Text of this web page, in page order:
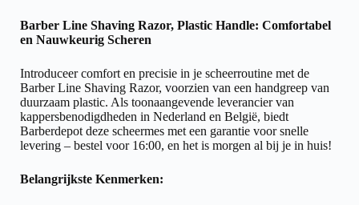
Barber Line Shaving Razor, Plastic Handle: Comfortabel
en Nauwkeurig Scheren
Introduceer comfort en precisie in je scheerroutine met de
Barber Line Shaving Razor, voorzien van een handgreep van
duurzaam plastic. Als toonaangevende leverancier van
kappersbenodigdheden in Nederland en België, biedt
Barberdepot deze scheermes met een garantie voor snelle
levering – bestel voor 16:00, en het is morgen al bij je in huis!
Belangrijkste Kenmerken: